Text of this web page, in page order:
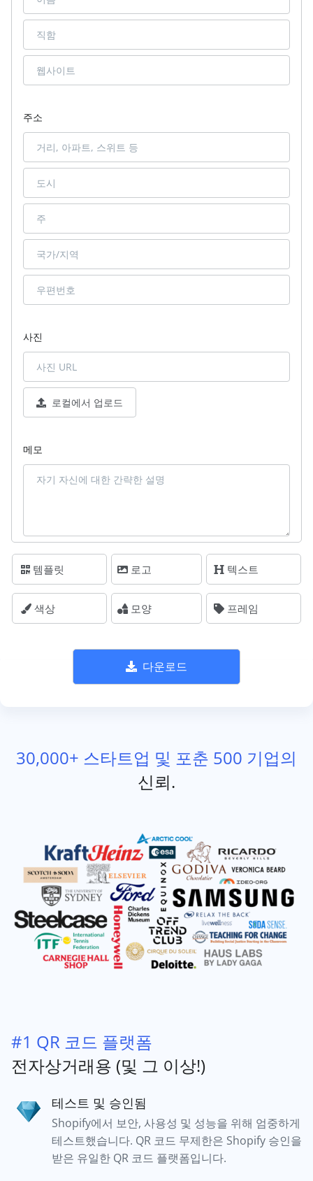
주소
사진
로컬에서 업로드
메모
템플릿 로고 텍스트
색상 모양 프레임
다운로드
30,000+ 스타트업 및 포춘 500 기업의
신뢰.
#1 QR 코드 플랫폼
전자상거래용 (및 그 이상!)
테스트 및 승인됨
Shopify에서 보안, 사용성 및 성능을 위해 엄중하게
테스트했습니다. QR 코드 무제한은 Shopify 승인을
받은 유일한 QR 코드 플랫폼입니다.